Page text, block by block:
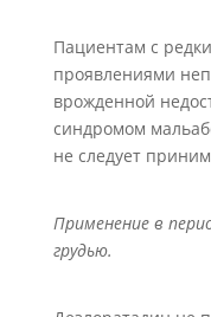
Пациентам с
проявлениями
врожденной
синдромом
не следует
Применение в
грудью.